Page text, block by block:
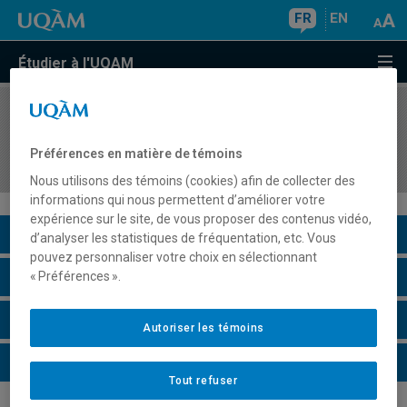
FR EN
Étudier à l'UQAM
COURS//
Unis de 1898 à nos jours
Description du cours
Horaire - Été 2026
Horaire - Automne 2026
Horaire - Hiver 2027
Préférences en matière de témoins
Nous utilisons des témoins (cookies) afin de collecter des
informations qui nous permettent d’améliorer votre
expérience sur le site, de vous proposer des contenus vidéo,
d’analyser les statistiques de fréquentation, etc. Vous
pouvez personnaliser votre choix en sélectionnant
« Préférences ».
Tout refuser
Autoriser les témoins